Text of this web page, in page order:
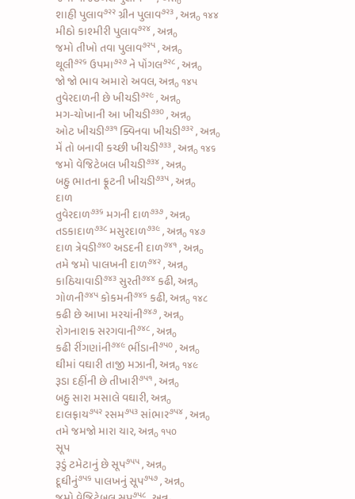
શાહી પુલાવ૭૨૨ ગ્રીન પુલાવ૭૨૩ , અન્ન૦ ૧૪૪
મીઠો કાશ્મીરી પુલાવ૭૨૪ , અન્ન૦
જમોતીખો તવા પુલાવ૭૨૫ , અન્ન૦
થૂલી૭૨૬ ઉપમા૭૨૭ નેપોંગલ૭૨૮ , અન્ન૦
જો જો ભાવ અમારો અવલ, અન્ન૦ ૧૪૫
તુવેરદાળની છે ખીચડી૭૨૯ , અન્ન૦
મગ-ચોખાની આ ખીચડી૭૩૦ , અન્ન૦
ઓટ ખીચડી૭૩૧ ક્વિનવા ખીચડી૭૩૨ , અન્ન૦
મેં તો બનાવી કચ્છી ખીચડી૭૩૩ , અન્ન૦ ૧૪૬
જમોવેજિટેબલ ખીચડી૭૩૪ , અન્ન૦
બહુ ભાતનાફ્રૂટની ખીચડી૭૩૫ , અન્ન૦
દાળ
તુવેરદાળ૭૩૬ મગની દાળ૭૩૭ , અન્ન૦
તડકાદાળ૭૩૮ મસુરદાળ૭૩૯ , અન્ન૦ ૧૪૭
દાળ ત્રેવડી૭૪૦ અડદની દાળ૭૪૧ , અન્ન૦
તમે જમોપાલખની દાળ૭૪૨ , અન્ન૦
કાઠિયાવાડી૭૪૩ સુરતી૭૪૪ કઢી, અન્ન૦
ગોળની૭૪૫ કોકમની૭૪૬ કઢી, અન્ન૦ ૧૪૮
કઢી છેઆખા મરચાંની૭૪૭ , અન્ન૦
રોગનાશકસરગવાની૭૪૮ , અન્ન૦
કઢી રીંગણાંની૭૪૯ ભીંડાની૭૫૦ , અન્ન૦
ઘીમાં વઘારી તાજી મઝાની, અન્ન૦ ૧૪૯
રૂડા દહીંની છે તીખારી૭૫૧ , અન્ન૦
બહુ સારા મસાલે વઘારી, અન્ન૦
દાલફ્રાય૭૫૨ રસમ૭૫૩ સાંભાર૭૫૪ , અન્ન૦
તમે જમજો મારા યાર, અન્ન૦ ૧૫૦
સૂપ
રૂડુંટમેટાનું છે સૂપ૭૫૫ , અન્ન૦
દૂધીનું૭૫૬ પાલખનું સૂપ૭૫૭ , અન્ન૦
૭૫૮